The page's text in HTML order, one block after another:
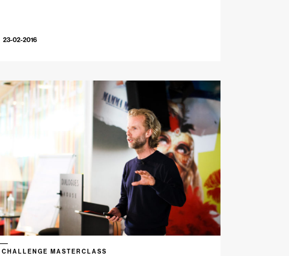
23-02-2016
CHALLENGE MASTERCLASS